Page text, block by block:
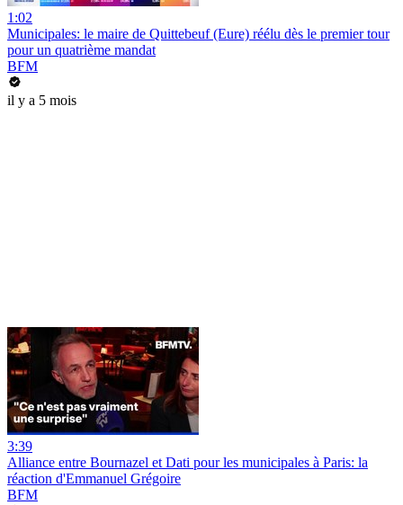
1:02
Municipales: le maire de Quittebeuf (Eure) réélu dès le premier tour
pour un quatrième mandat
BFM
il y a 5 mois
3:39
Alliance entre Bournazel et Dati pour les municipales à Paris: la
réaction d'Emmanuel Grégoire
BFM